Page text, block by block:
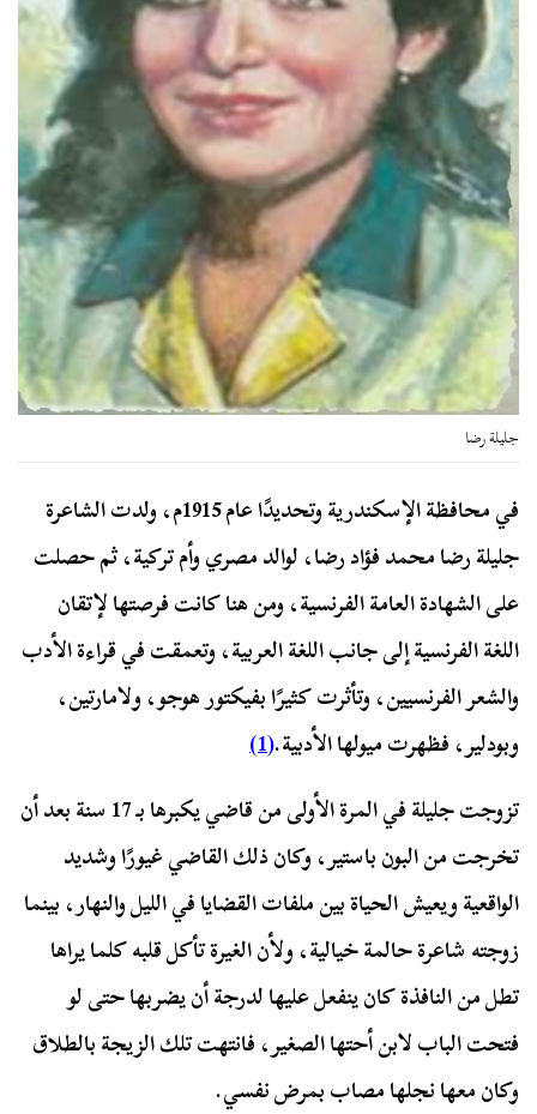
جليلة رضا
في محافظة الإسكندرية وتحديدًا عام 1915م، ولدت الشاعرة
جليلة رضا محمد فؤاد رضا، لوالد مصري وأم تركية، ثم حصلت
على الشهادة العامة الفرنسية، ومن هنا كانت فرصتها لإتقان
اللغة الفرنسية إلى جانب اللغة العربية، وتعمقت في قراءة الأدب
والشعر الفرنسيين، وتأثرت كثيرًا بفيكتور هوجو، ولامارتين،
وبودلير، فظهرت ميولها الأدبية.(1)
تزوجت جليلة في المرة الأولى من قاضي يكبرها بـ 17 سنة بعد أن
تخرجت من البون باستير، وكان ذلك القاضي غيورًا وشديد
الواقعية ويعيش الحياة بين ملفات القضايا في الليل والنهار، بينما
زوجته شاعرة حالمة خيالية، ولأن الغيرة تأكل قلبه كلما يراها
تطل من النافذة كان ينفعل عليها لدرجة أن يضربها حتى لو
فتحت الباب لابن أحتها الصغير، فانتهت تلك الزيجة بالطلاق
وكان معها نجلها مصاب بمرض نفسي.